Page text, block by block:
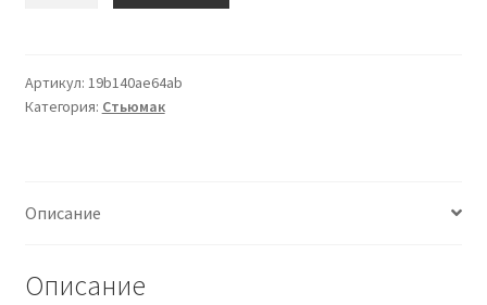
Americana
Series
Артикул: 19b140ae64ab
Категория: Стьюмак
Описание
Описание